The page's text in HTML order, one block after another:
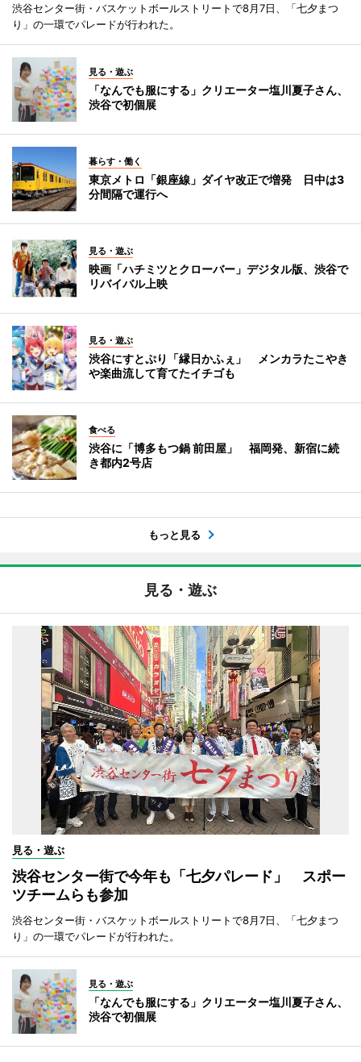
渋谷センター街・バスケットボールストリートで8月7日、「七夕まつ
り」の一環でパレードが行われた。
見る・遊ぶ
「なんでも服にする」クリエーター塩川夏子さん、
渋谷で初個展
暮らす・働く
東京メトロ「銀座線」ダイヤ改正で増発 日中は3
分間隔で運行へ
見る・遊ぶ
映画「ハチミツとクローバー」デジタル版、渋谷で
リバイバル上映
見る・遊ぶ
渋谷にすとぷり「縁日かふぇ」 メンカラたこやき
や楽曲流して育てたイチゴも
食べる
渋谷に「博多もつ鍋 前田屋」 福岡発、新宿に続
き都内2号店
もっと見る
見る・遊ぶ
見る・遊ぶ
渋谷センター街で今年も「七夕パレード」 スポー
ツチームらも参加
渋谷センター街・バスケットボールストリートで8月7日、「七夕まつ
り」の一環でパレードが行われた。
見る・遊ぶ
「なんでも服にする」クリエーター塩川夏子さん、
渋谷で初個展